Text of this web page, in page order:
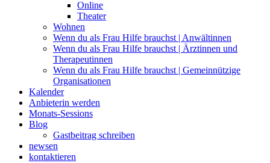
Online
Theater
Wohnen
Wenn du als Frau Hilfe brauchst | Anwältinnen
Wenn du als Frau Hilfe brauchst | Ärztinnen und
Therapeutinnen
Wenn du als Frau Hilfe brauchst | Gemeinnützige
Organisationen
Kalender
Anbieterin werden
Monats-Sessions
Blog
Gastbeitrag schreiben
newsen
kontaktieren